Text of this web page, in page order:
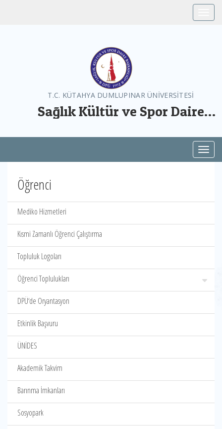
T.C. KÜTAHYA DUMLUPINAR ÜNİVERSİTESİ
Sağlık Kültür ve Spor Daire
Öğrenci
Mediko Hizmetleri
Kısmi Zamanlı Öğrenci Çalıştırma
Topluluk Logoları
Öğrenci Toplulukları
DPÜ‘de Oryantasyon
Etkinlik Başvuru
ÜNİDES
Akademik Takvim
Barınma İmkanları
Sosyopark